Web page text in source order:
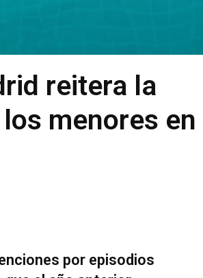
reitera la
menores en
por episodios